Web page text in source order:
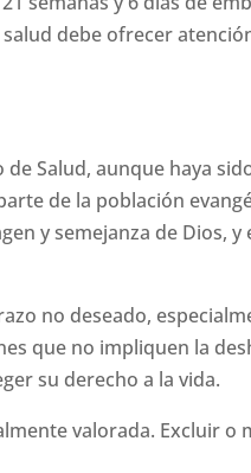
debe ofrecer
Salud, aunque haya
de la población
y semejanza de Dios,
no deseado,
que no impliquen la
su derecho a la vida.
valorada. Excluir o